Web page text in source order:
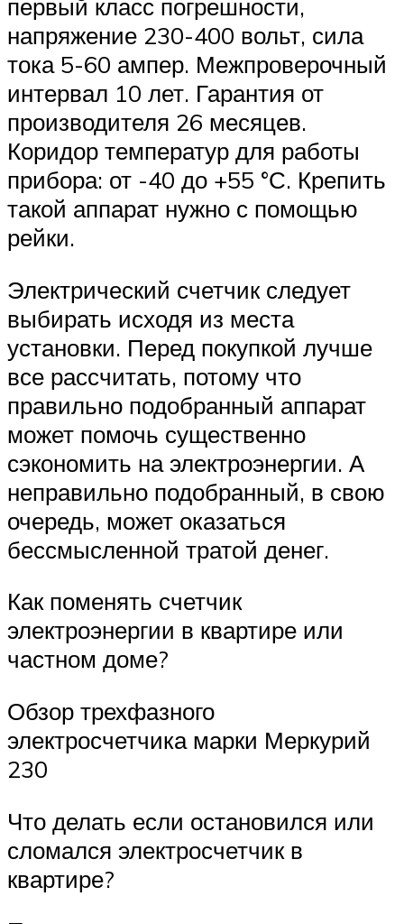
первый класс погрешности,
напряжение 230-400 вольт, сила
тока 5-60 ампер. Межпроверочный
интервал 10 лет. Гарантия от
производителя 26 месяцев.
Коридор температур для работы
прибора: от -40 до +55 °С. Крепить
такой аппарат нужно с помощью
рейки.
Электрический счетчик следует
выбирать исходя из места
установки. Перед покупкой лучше
все рассчитать, потому что
правильно подобранный аппарат
может помочь существенно
сэкономить на электроэнергии. А
неправильно подобранный, в свою
очередь, может оказаться
бессмысленной тратой денег.
Как поменять счетчик
электроэнергии в квартире или
частном доме?
Обзор трехфазного
электросчетчика марки Меркурий
230
Что делать если остановился или
сломался электросчетчик в
квартире?